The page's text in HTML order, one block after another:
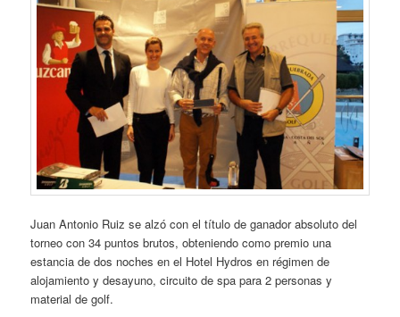
Juan Antonio Ruiz se alzó con el título de ganador absoluto del
torneo con 34 puntos brutos, obteniendo como premio una
estancia de dos noches en el Hotel Hydros en régimen de
alojamiento y desayuno, circuito de spa para 2 personas y
material de golf.